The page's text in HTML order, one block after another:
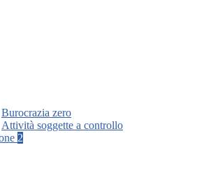
Burocrazia zero
Attività soggette a controllo
2